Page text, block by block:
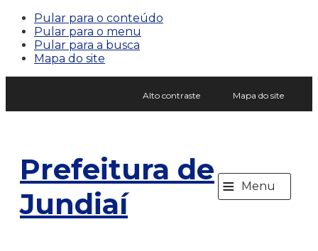
Pular para o conteúdo
Pular para o menu
Pular para a busca
Mapa do site
Alto contraste Mapa do site
Prefeitura de
Jundiaí
≡ Menu